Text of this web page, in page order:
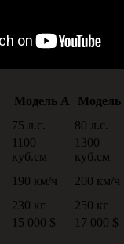
Модель А Модель
75 л.с. 80 л.с.
1100
куб.см
1300
куб.см
190 км/ч 200 км/ч
230 кг 250 кг
15 000 $ 17 000 $